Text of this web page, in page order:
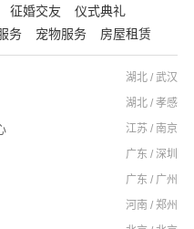
征婚交友
仪式典礼
务 宠物服务 房屋租赁
湖北 / 武汉
湖北 / 孝感
江苏 / 南京
广东 / 深圳
广东 / 广州
河南 / 郑州